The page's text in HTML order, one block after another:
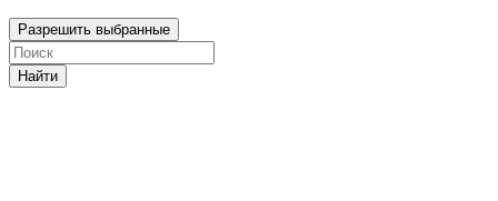
Разрешить выбранные
Найти